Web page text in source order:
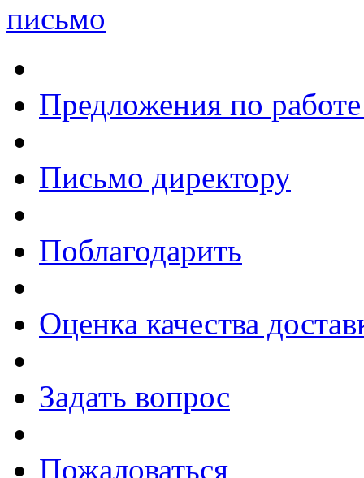
письмо
Предложения по работе
Письмо директору
Поблагодарить
Оценка качества
Задать вопрос
Пожаловаться